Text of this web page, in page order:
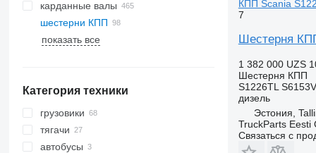
карданные валы
шестерни КПП
показать все
Категория техники
грузовики
тягачи
автобусы
КПП Scania
7
Шестерня
1 382 000 UZS
Шестерня КПП
S1226TL
дизель
Эстония,
TruckParts Eesti
Связаться с